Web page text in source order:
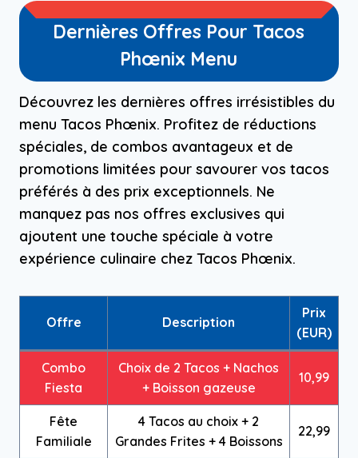
Dernières Offres Pour Tacos
Phœnix Menu
Découvrez les dernières offres irrésistibles du
menu Tacos Phœnix. Profitez de réductions
spéciales, de combos avantageux et de
promotions limitées pour savourer vos tacos
préférés à des prix exceptionnels. Ne
manquez pas nos offres exclusives qui
ajoutent une touche spéciale à votre
expérience culinaire chez Tacos Phœnix.
Offre Description
Prix
(EUR)
Combo
Fiesta
Choix de 2 Tacos + Nachos
+ Boisson gazeuse
10,99
Fête
Familiale
4 Tacos au choix + 2
Grandes Frites + 4 Boissons
22,99